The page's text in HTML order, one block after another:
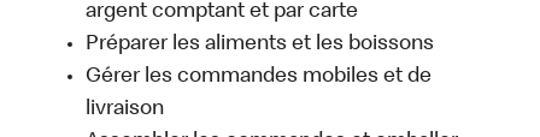
argent comptant et par carte
Préparer les aliments et les boissons
Gérer les commandes mobiles et de
livraison